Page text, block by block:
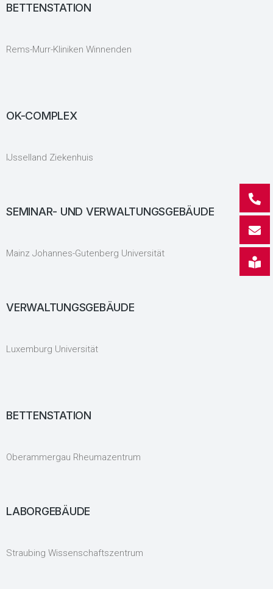
BETTENSTATION
Rems-Murr-Kliniken Winnenden
OK-COMPLEX
IJsselland Ziekenhuis
SEMINAR- UND VERWALTUNGSGEBÄUDE
Mainz Johannes-Gutenberg Universität
VERWALTUNGSGEBÄUDE
Luxemburg Universität
BETTENSTATION
Oberammergau Rheumazentrum
LABORGEBÄUDE
Straubing Wissenschaftszentrum